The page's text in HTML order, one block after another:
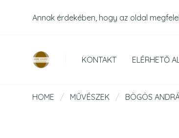
Annak érdekében, hogy az oldal
KONTAKT ELÉRHETŐ
HOME / MŰVÉSZEK / BÖGÖS